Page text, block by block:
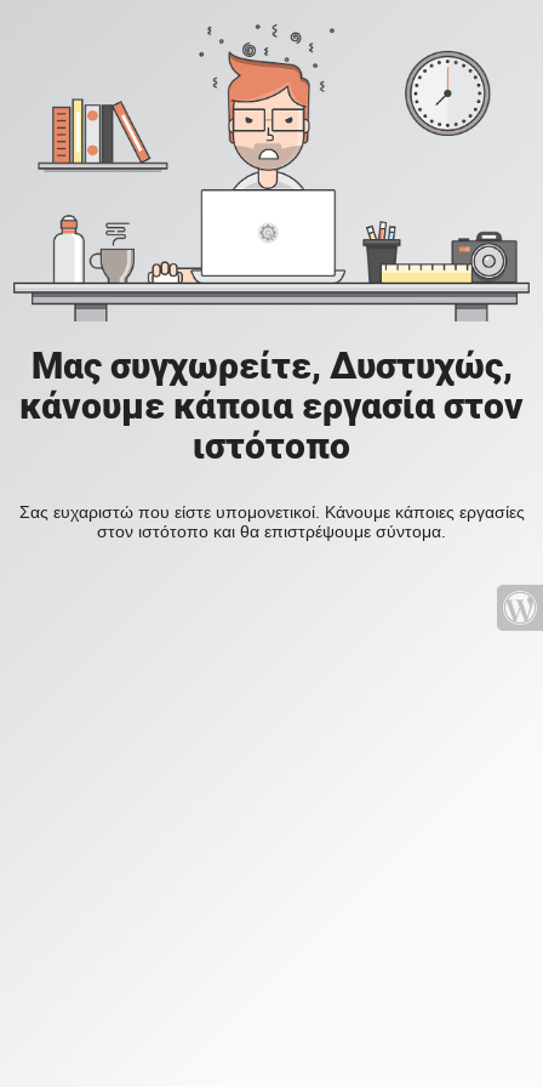
Μας συγχωρείτε, Δυστυχώς,
κάνουμε κάποια εργασία στον
ιστότοπο
Σας ευχαριστώ που είστε υπομονετικοί. Κάνουμε κάποιες εργασίες
στον ιστότοπο και θα επιστρέψουμε σύντομα.